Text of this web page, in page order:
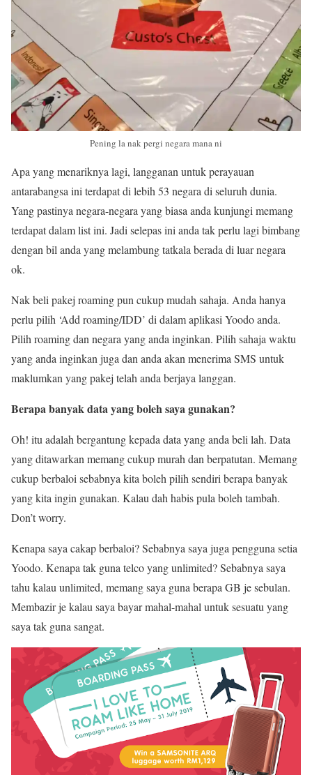
Pening la nak pergi negara mana ni
Apa yang menariknya lagi, langganan untuk perayauan
antarabangsa ini terdapat di lebih 53 negara di seluruh dunia.
Yang pastinya negara-negara yang biasa anda kunjungi memang
terdapat dalam list ini. Jadi selepas ini anda tak perlu lagi bimbang
dengan bil anda yang melambung tatkala berada di luar negara
ok.
Nak beli pakej roaming pun cukup mudah sahaja. Anda hanya
perlu pilih ‘Add roaming/IDD’ di dalam aplikasi Yoodo anda.
Pilih roaming dan negara yang anda inginkan. Pilih sahaja waktu
yang anda inginkan juga dan anda akan menerima SMS untuk
maklumkan yang pakej telah anda berjaya langgan.
Berapa banyak data yang boleh saya gunakan?
Oh! itu adalah bergantung kepada data yang anda beli lah. Data
yang ditawarkan memang cukup murah dan berpatutan. Memang
cukup berbaloi sebabnya kita boleh pilih sendiri berapa banyak
yang kita ingin gunakan. Kalau dah habis pula boleh tambah.
Don’t worry.
Kenapa saya cakap berbaloi? Sebabnya saya juga pengguna setia
Yoodo. Kenapa tak guna telco yang unlimited? Sebabnya saya
tahu kalau unlimited, memang saya guna berapa GB je sebulan.
Membazir je kalau saya bayar mahal-mahal untuk sesuatu yang
saya tak guna sangat.